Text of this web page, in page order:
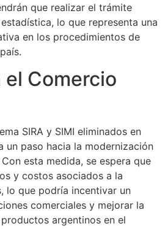
que realizar el trámite
lo que representa una
en los procedimientos de
Comercio
SIRA y SIMI eliminados en
un paso hacia la modernización
esta medida, se espera que
y costos asociados a la
lo que podría incentivar un
comerciales y mejorar la
argentinos en el